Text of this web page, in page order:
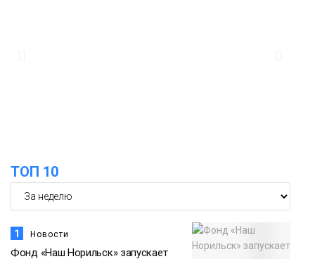
ТОП 10
1 Новости
Фонд «Наш Норильск» запускает